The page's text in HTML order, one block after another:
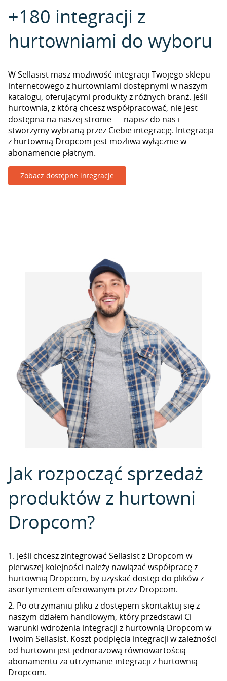
+180 integracji z
hurtowniami do wyboru
W Sellasist masz możliwość integracji Twojego sklepu
internetowego z hurtowniami dostępnymi w naszym
katalogu, oferującymi produkty z różnych branż. Jeśli
hurtownia, z którą chcesz współpracować, nie jest
dostępna na naszej stronie — napisz do nas i
stworzymy wybraną przez Ciebie integrację. Integracja
z hurtownią Dropcom jest możliwa wyłącznie w
abonamencie płatnym.
Zobacz dostępne integracje
Jak rozpocząć sprzedaż
produktów z hurtowni
Dropcom?
1. Jeśli chcesz zintegrować Sellasist z Dropcom w
pierwszej kolejności należy nawiązać współpracę z
hurtownią Dropcom, by uzyskać dostęp do plików z
asortymentem oferowanym przez Dropcom.
2. Po otrzymaniu pliku z dostępem skontaktuj się z
naszym działem handlowym, który przedstawi Ci
warunki wdrożenia integracji z hurtownią Dropcom w
Twoim Sellasist. Koszt podpięcia integracji w zależności
od hurtowni jest jednorazową równowartością
abonamentu za utrzymanie integracji z hurtownią
Dropcom.